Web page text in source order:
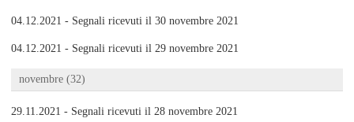
04.12.2021 - Segnali ricevuti il 30 novembre 2021
04.12.2021 - Segnali ricevuti il 29 novembre 2021
novembre (32)
29.11.2021 - Segnali ricevuti il 28 novembre 2021